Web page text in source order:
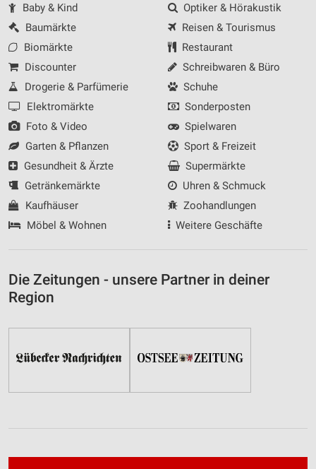
Baby & Kind
Baumärkte
Biomärkte
Discounter
Drogerie & Parfümerie
Elektromärkte
Foto & Video
Garten & Pflanzen
Gesundheit & Ärzte
Getränkemärkte
Kaufhäuser
Möbel & Wohnen
Optiker & Hörakustik
Reisen & Tourismus
Restaurant
Schreibwaren & Büro
Schuhe
Sonderposten
Spielwaren
Sport & Freizeit
Supermärkte
Uhren & Schmuck
Zoohandlungen
Weitere Geschäfte
Die Zeitungen - unsere Partner in deiner
Region